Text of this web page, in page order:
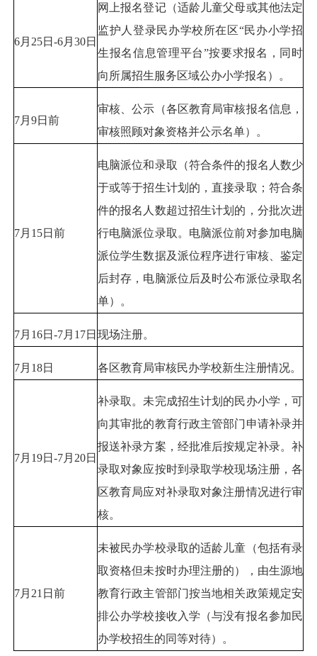
6月25日-6月30日
网上报名登记（适龄儿童父母或其他法定
监护人登录民办学校所在区“民办小学招
生报名信息管理平台”按要求报名，同时
向所属招生服务区域公办小学报名）。
7月9日前
审核、公示（各区教育局审核报名信息，
审核照顾对象资格并公示名单）。
7月15日前
电脑派位和录取（符合条件的报名人数少
于或等于招生计划的，直接录取；符合条
件的报名人数超过招生计划的，分批次进
行电脑派位录取。电脑派位前对参加电脑
派位学生数据及派位程序进行审核、鉴定
后封存，电脑派位后及时公布派位录取名
单）。
7月16日-7月17日 现场注册。
7月18日 各区教育局审核民办学校新生注册情况。
7月19日-7月20日
补录取。未完成招生计划的民办小学，可
向其审批的教育行政主管部门申请补录并
报送补录方案，经批准后按规定补录。补
录取对象应按时到录取学校现场注册，各
区教育局应对补录取对象注册情况进行审
核。
7月21日前
未被民办学校录取的适龄儿童（包括有录
取资格但未按时办理注册的），由生源地
教育行政主管部门按当地相关政策规定安
排公办学校接收入学（与没有报名参加民
办学校招生的同等对待）。